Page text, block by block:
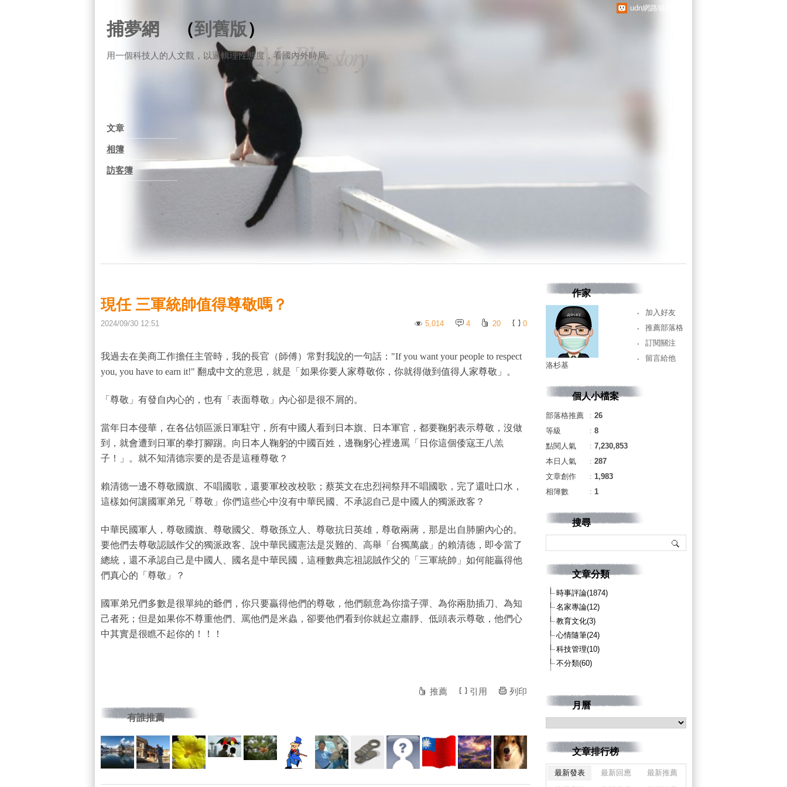
udn網路城邦
捕夢網 （到舊版）
用一個科技人的人文觀，以邏輯理性態度，看國內外時局。
文章
相簿
訪客簿
現任 三軍統帥值得尊敬嗎？
2024/09/30 12:51 5,014 4 20 0
我過去在美商工作擔任主管時，我的長官（師傅）常對我說的一句話："If you want your people to respect
you, you have to earn it!" 翻成中文的意思，就是「如果你要人家尊敬你，你就得做到值得人家尊敬」。
「尊敬」有發自內心的，也有「表面尊敬」內心卻是很不屑的。
當年日本侵華，在各佔領區派日軍駐守，所有中國人看到日本旗、日本軍官，都要鞠躬表示尊敬，沒做
到，就會遭到日軍的拳打腳踢。向日本人鞠躬的中國百姓，邊鞠躬心裡邊罵「日你這個倭寇王八羔
子！」。就不知清德宗要的是否是這種尊敬？
賴清德一邊不尊敬國旗、不唱國歌，還要軍校改校歌；蔡英文在忠烈祠祭拜不唱國歌，完了還吐口水，
這樣如何讓國軍弟兄「尊敬」你們這些心中沒有中華民國、不承認自己是中國人的獨派政客？
中華民國軍人，尊敬國旗、尊敬國父、尊敬孫立人、尊敬抗日英雄，尊敬兩蔣，那是出自肺腑內心的。
要他們去尊敬認賊作父的獨派政客、說中華民國憲法是災難的、高舉「台獨萬歲」的賴清德，即令當了
總統，還不承認自己是中國人、國名是中華民國，這種數典忘祖認賊作父的「三軍統帥」如何能贏得他
們真心的「尊敬」？
國軍弟兄們多數是很單純的爺們，你只要贏得他們的尊敬，他們願意為你擋子彈、為你兩肋插刀、為知
己者死；但是如果你不尊重他們、罵他們是米蟲，卻要他們看到你就起立肅靜、低頭表示尊敬，他們心
中其實是很瞧不起你的！！！
推薦 引用 列印
有誰推薦
作家
加入好友
推薦部落格
訂閱關注
留言給他
洛杉基
個人小檔案
部落格推薦 ： 26
等級
： 8
點閱人氣
： 7,230,853
本日人氣
： 287
文章創作
： 1,983
相簿數
： 1
搜尋
文章分類
時事評論(1874)
名家專論(12)
教育文化(3)
心情隨筆(24)
科技管理(10)
不分類(60)
月曆
文章排行榜
最新發表 最新回應
最新推薦